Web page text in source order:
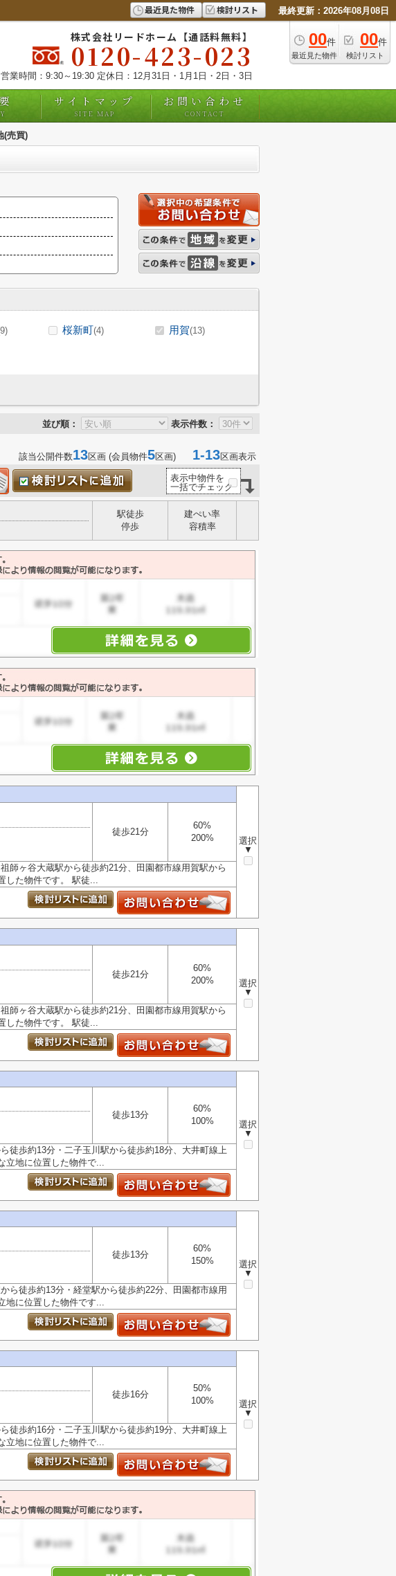
最近見た物件 検討リスト 最終更新：2026年08月08日
00件
最近見た物件
00件
検討リスト
株式会社リードホーム【通話料無料】
0120-423-023
営業時間：9:30～19:30 定休日：12月31日・1月1日・2日・3日
サイトマップ
SITE MAP
お問い合わせ
CONTACT
(売買)
桜新町(4) 用賀(13)
並び順： 表示件数：
該当公開件数13区画 (会員物件5区画) 1-13区画表示
表示中物件を
一括でチェック
駅徒歩
停歩
建ぺい率
容積率
選択
▼
徒歩21分
60%
200%
師ヶ谷大蔵駅から徒歩約21分、田園都市線用賀駅から
した物件です。 駅徒...
選択
▼
徒歩21分
60%
200%
師ヶ谷大蔵駅から徒歩約21分、田園都市線用賀駅から
した物件です。 駅徒...
選択
▼
徒歩13分
60%
100%
徒歩約13分・二子玉川駅から徒歩約18分、大井町線上
立地に位置した物件で...
選択
▼
徒歩13分
60%
150%
ら徒歩約13分・経堂駅から徒歩約22分、田園都市線用
地に位置した物件です...
選択
▼
徒歩16分
50%
100%
徒歩約16分・二子玉川駅から徒歩約19分、大井町線上
立地に位置した物件で...